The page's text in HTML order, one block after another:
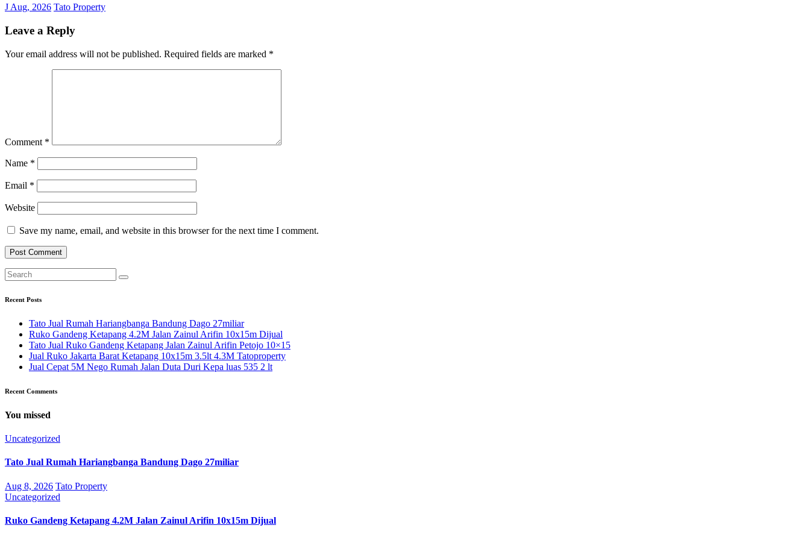
J Aug, 2026 Tato Property
Leave a Reply
Your email address will not be published. Required fields are marked *
Comment *
Name *
Email *
Website
Save my name, email, and website in this browser for the next time I comment.
Recent Posts
Tato Jual Rumah Hariangbanga Bandung Dago 27miliar
Ruko Gandeng Ketapang 4.2M Jalan Zainul Arifin 10x15m Dijual
Tato Jual Ruko Gandeng Ketapang Jalan Zainul Arifin Petojo 10×15
Jual Ruko Jakarta Barat Ketapang 10x15m 3.5lt 4.3M Tatoproperty
Jual Cepat 5M Nego Rumah Jalan Duta Duri Kepa luas 535 2 lt
Recent Comments
You missed
Uncategorized
Tato Jual Rumah Hariangbanga Bandung Dago 27miliar
Aug 8, 2026 Tato Property
Uncategorized
Ruko Gandeng Ketapang 4.2M Jalan Zainul Arifin 10x15m Dijual